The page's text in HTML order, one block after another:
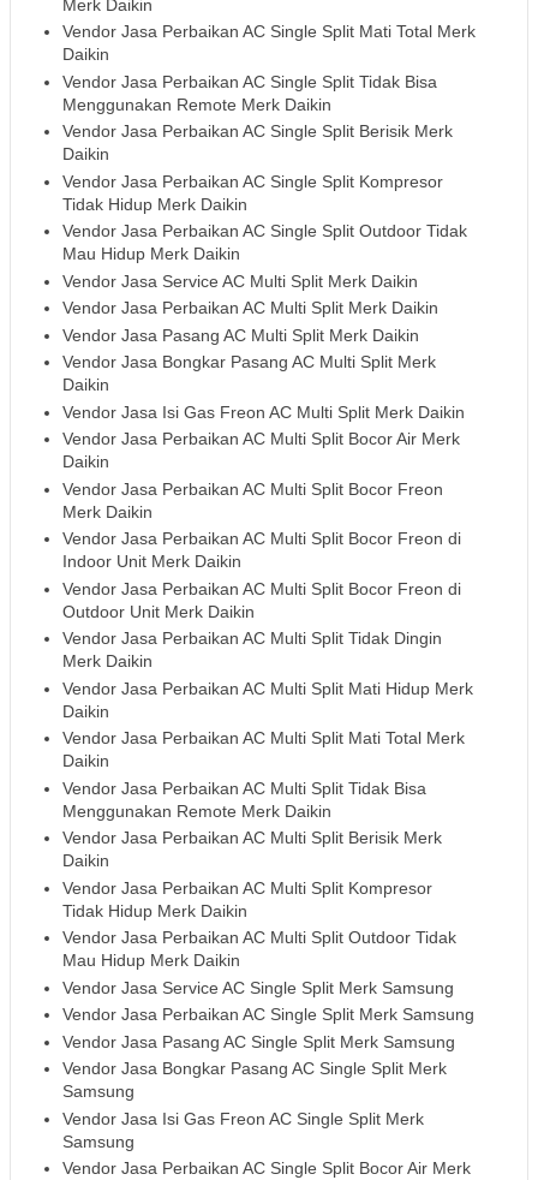
Merk Daikin
Vendor Jasa Perbaikan AC Single Split Mati Total Merk
Daikin
Vendor Jasa Perbaikan AC Single Split Tidak Bisa
Menggunakan Remote Merk Daikin
Vendor Jasa Perbaikan AC Single Split Berisik Merk
Daikin
Vendor Jasa Perbaikan AC Single Split Kompresor
Tidak Hidup Merk Daikin
Vendor Jasa Perbaikan AC Single Split Outdoor Tidak
Mau Hidup Merk Daikin
Vendor Jasa Service AC Multi Split Merk Daikin
Vendor Jasa Perbaikan AC Multi Split Merk Daikin
Vendor Jasa Pasang AC Multi Split Merk Daikin
Vendor Jasa Bongkar Pasang AC Multi Split Merk
Daikin
Vendor Jasa Isi Gas Freon AC Multi Split Merk Daikin
Vendor Jasa Perbaikan AC Multi Split Bocor Air Merk
Daikin
Vendor Jasa Perbaikan AC Multi Split Bocor Freon
Merk Daikin
Vendor Jasa Perbaikan AC Multi Split Bocor Freon di
Indoor Unit Merk Daikin
Vendor Jasa Perbaikan AC Multi Split Bocor Freon di
Outdoor Unit Merk Daikin
Vendor Jasa Perbaikan AC Multi Split Tidak Dingin
Merk Daikin
Vendor Jasa Perbaikan AC Multi Split Mati Hidup Merk
Daikin
Vendor Jasa Perbaikan AC Multi Split Mati Total Merk
Daikin
Vendor Jasa Perbaikan AC Multi Split Tidak Bisa
Menggunakan Remote Merk Daikin
Vendor Jasa Perbaikan AC Multi Split Berisik Merk
Daikin
Vendor Jasa Perbaikan AC Multi Split Kompresor
Tidak Hidup Merk Daikin
Vendor Jasa Perbaikan AC Multi Split Outdoor Tidak
Mau Hidup Merk Daikin
Vendor Jasa Service AC Single Split Merk Samsung
Vendor Jasa Perbaikan AC Single Split Merk Samsung
Vendor Jasa Pasang AC Single Split Merk Samsung
Vendor Jasa Bongkar Pasang AC Single Split Merk
Samsung
Vendor Jasa Isi Gas Freon AC Single Split Merk
Samsung
Vendor Jasa Perbaikan AC Single Split Bocor Air Merk